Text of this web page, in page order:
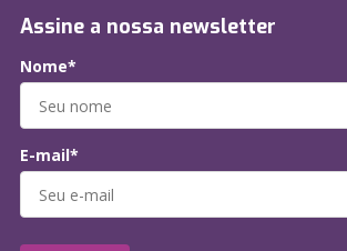
Assine a nossa newsletter
Nome*
E-mail*